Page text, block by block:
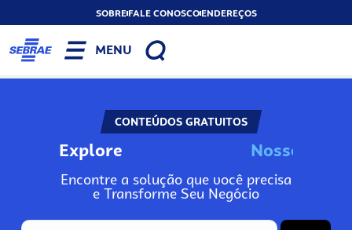
SOBREFALE CONOSCOENDEREÇOS
MENU
CONTEÚDOS GRATUITOS
Explore Noss
Encontre a solução que você precisa
e Transforme Seu Negócio